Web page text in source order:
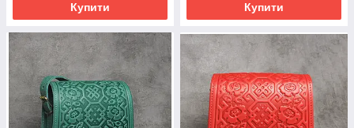
Купити Купити